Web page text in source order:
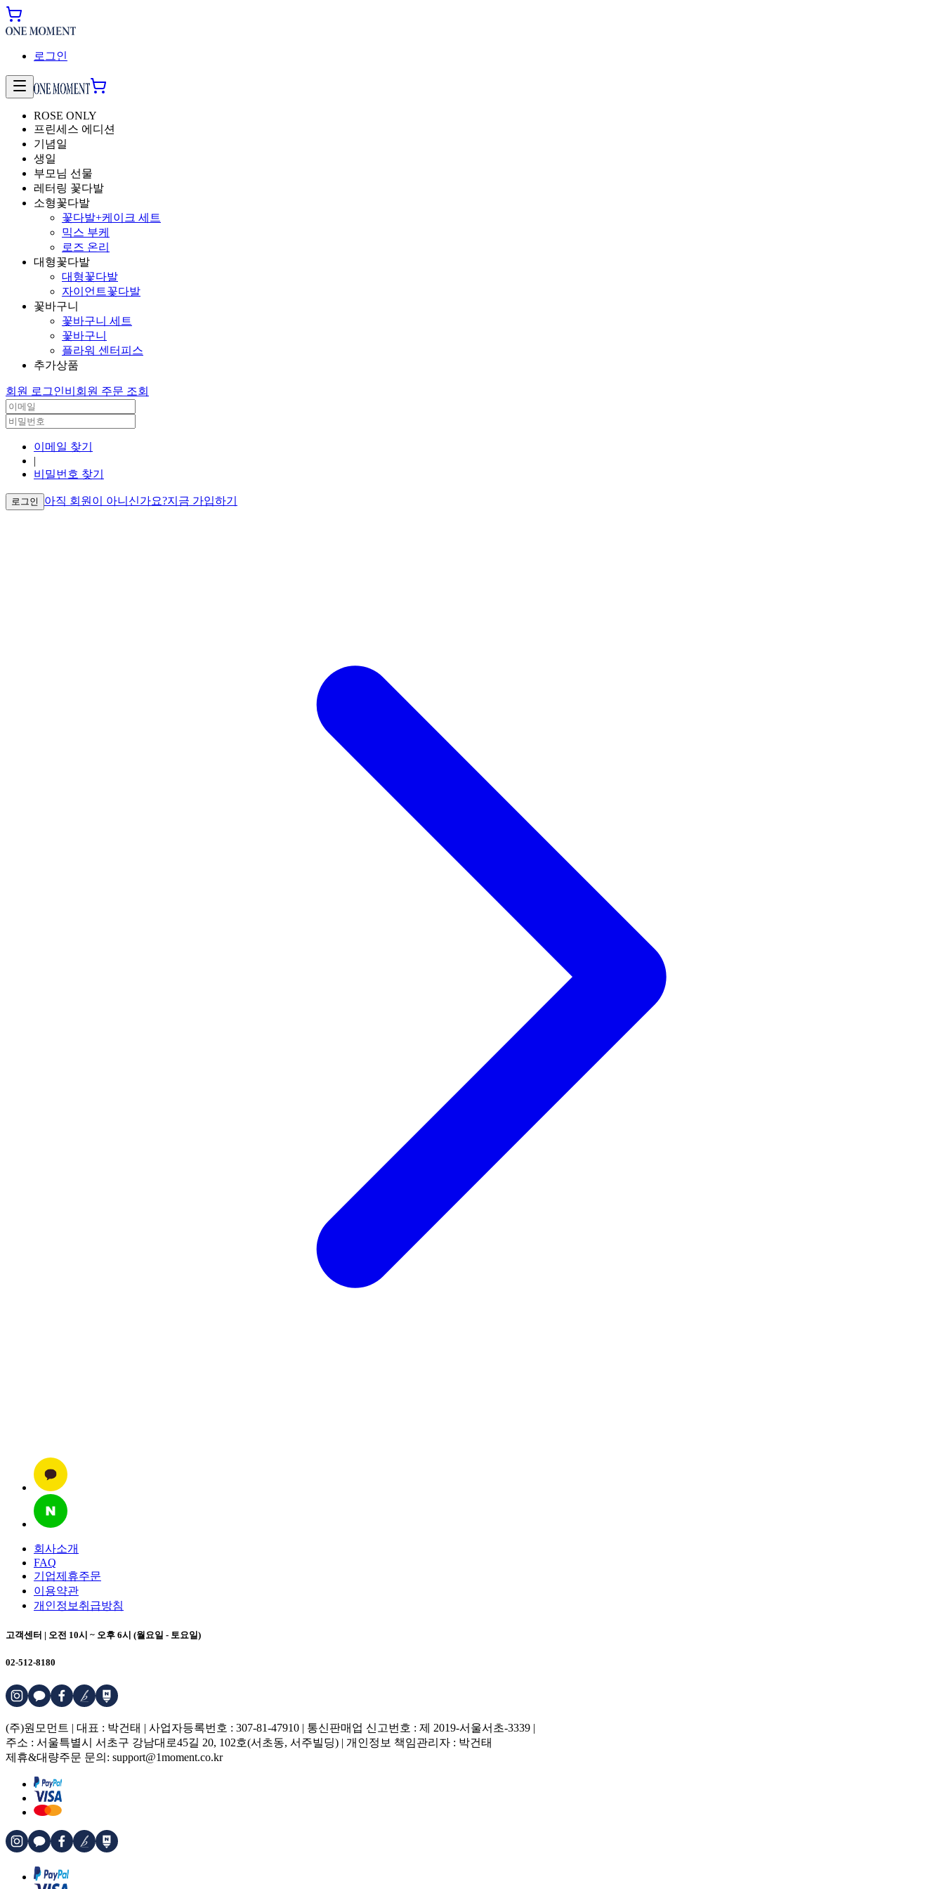
로그인
ROSE ONLY
프린세스 에디션
기념일
생일
부모님 선물
레터링 꽃다발
소형꽃다발
꽃다발+케이크 세트
믹스 부케
로즈 온리
대형꽃다발
대형꽃다발
자이언트꽃다발
꽃바구니
꽃바구니 세트
꽃바구니
플라워 센터피스
추가상품
회원 로그인비회원 주문 조회
이메일 찾기
|
비밀번호 찾기
로그인 아직 회원이 아니신가요?지금 가입하기
회사소개
FAQ
기업제휴주문
이용약관
개인정보취급방침
고객센터 | 오전 10시 ~ 오후 6시 (월요일 - 토요일)
02-512-8180
(주)원모먼트 | 대표 : 박건태 | 사업자등록번호 : 307-81-47910 | 통신판매업 신고번호 : 제 2019-서울서초-3339 |
주소 : 서울특별시 서초구 강남대로45길 20, 102호(서초동, 서주빌딩) | 개인정보 책임관리자 : 박건태
제휴&대량주문 문의: support@1moment.co.kr